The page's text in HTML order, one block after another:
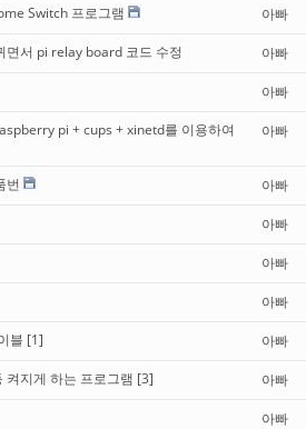
Switch 프로그램 아빠
서 pi relay board 코드 수정 아빠
아빠
pi + cups + xinetd를 이용하여
아빠
번 아빠
아빠
아빠
아빠
블 [1] 아빠
켜지게 하는 프로그램 [3] 아빠
아빠